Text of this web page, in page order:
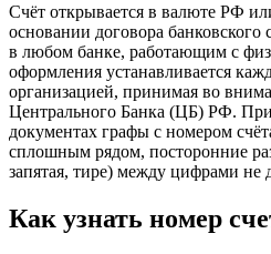
Счёт открывается в валюте РФ
основании договора
в любом банке, работающим с
оформления устанавливается
организацией, принимая во
Центрального Банка (ЦБ) РФ.
документах графы с номером
сплошным рядом, посторонние
запятая, тире) между цифрами не
Как узнать номер